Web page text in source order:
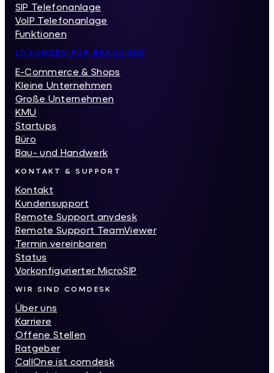
SIP Telefonanlage
VoIP Telefonanlage
Funktionen
LÖSUNGEN FÜR BRANCHEN
E-Commerce & Shops
Kleine Unternehmen
Große Unternehmen
KMU
Startups
Büro
Bau- und Handwerk
KONTAKT & SUPPORT
Kontakt
Kundensupport
Remote Support anydesk
Remote Support TeamViewer
Termin vereinbaren
Status
Vorkonfigurierter MicroSIP
WIR SIND COMDESK
Über uns
Karriere
Offene Stellen
Ratgeber
CallOne ist comdesk